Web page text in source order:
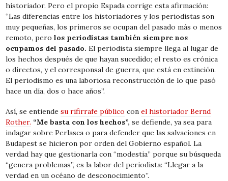
historiador. Pero el propio Espada corrige esta afirmación:
“Las diferencias entre los historiadores y los periodistas son
muy pequeñas, los primeros se ocupan del pasado más o menos
remoto, perolos periodistas también siempre nos
ocupamos del pasado. El periodista siempre llega al lugar de
los hechos después de que hayan sucedido; el resto es crónica
o directos, y el corresponsal de guerra, que está en extinción.
El periodismo es una laboriosa reconstrucción de lo que pasó
hace un día, dos o hace años”.
Así, se entiendesu rifirrafe público conel historiador Bernd
Rother. “Me basta con los hechos”, se defiende, ya sea para
indagar sobre Perlasca o para defender que las salvaciones en
Budapest se hicieron por orden del Gobierno español. La
verdad hay que gestionarla con “modestia” porque su búsqueda
“genera problemas”, es la labor del periodista: “Llegar a la
verdad en un océano de desconocimiento”.